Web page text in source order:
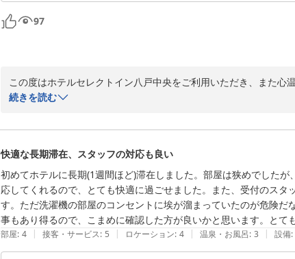
97
この度はホテルセレクトイン八戸中央をご利用いただき、また心
す。
ただけたようで、私どもにとっても何よりでございます。
のご滞在のお役に立てたようで大変嬉しく思います。お客様から
さらに、朝食もご満足いただけたとのこと、重ねて御礼申し上
向上に努めてまいります。
ぜひまた八戸へお越しの際は当ホテルをご利用くださいませ。ス
ホテルセレクトイン八戸中央
続きを読む
快適な長期滞在、スタッフの対応も良い
初めてホテルに長期(1週間ほど)滞在しました。部屋は狭めでした
応してくれるので、とても快適に過ごせました。また、受付のス
す。ただ洗濯機の部屋のコンセントに埃が溜まっていたのが危険
事もあり得るので、こまめに確認した方が良いかと思います。とて
部屋: 4 | 接客・サービス: 5 | ロケーション: 4 | 温泉・お風呂: 3 | 設備: